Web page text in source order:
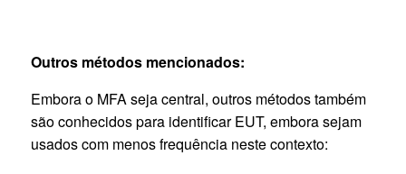
Outros métodos mencionados:
Embora o MFA seja central, outros métodos também
são conhecidos para identificar EUT, embora sejam
usados com menos frequência neste contexto: